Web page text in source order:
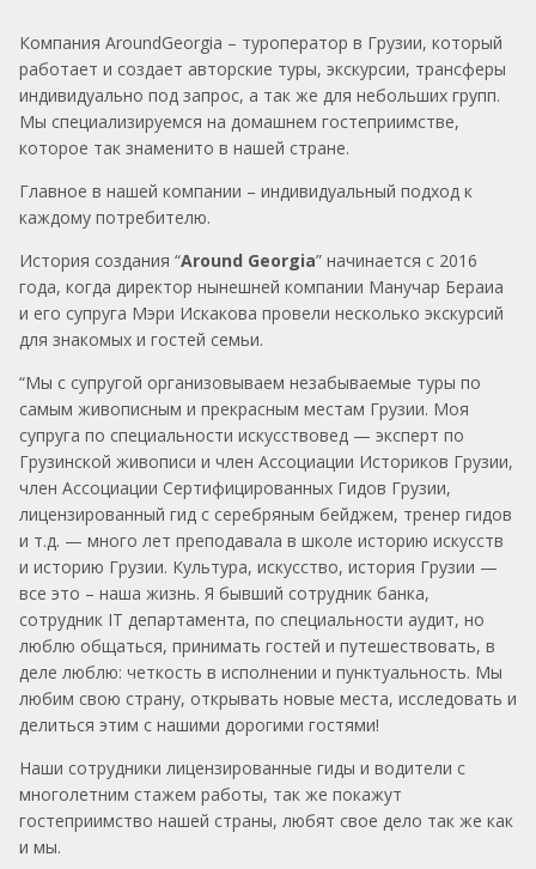
Компания AroundGeorgia – туроператор в Грузии, который
работает и создает авторские туры, экскурсии, трансферы
индивидуально под запрос, а так же для небольших групп.
Мы специализируемся на домашнем гостеприимстве,
которое так знаменито в нашей стране.
Главное в нашей компании – индивидуальный подход к
каждому потребителю.
История создания “Around Georgia” начинается с 2016
года, когда директор нынешней компании Манучар Бераиа
и его супруга Мэри Искакова провели несколько экскурсий
для знакомых и гостей семьи.
“Мы с супругой организовываем незабываемые туры по
самым живописным и прекрасным местам Грузии. Моя
супруга по специальности искусствовед — эксперт по
Грузинской живописи и член Ассоциации Историков Грузии,
член Ассоциации Сертифицированных Гидов Грузии,
лицензированный гид с серебряным бейджем, тренер гидов
и т.д. — много лет преподавала в школе историю искусств
и историю Грузии. Культура, искусство, история Грузии —
все это – наша жизнь. Я бывший сотрудник банка,
сотрудник IT департамента, по специальности аудит, но
люблю общаться, принимать гостей и путешествовать, в
деле люблю: четкость в исполнении и пунктуальность. Мы
любим свою страну, открывать новые места, исследовать и
делиться этим с нашими дорогими гостями!
Наши сотрудники лицензированные гиды и водители с
многолетним стажем работы, так же покажут
гостеприимство нашей страны, любят свое дело так же как
и мы.